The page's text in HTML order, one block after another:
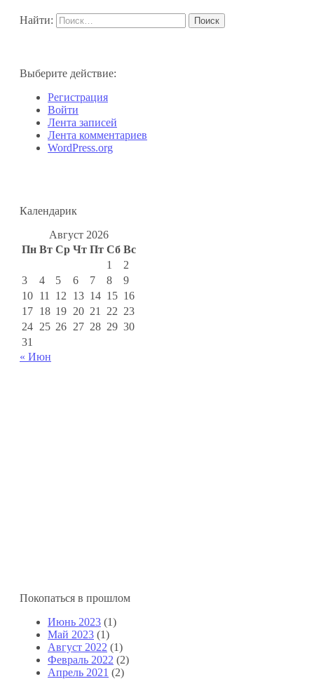
Найти:
Выберите действие:
Регистрация
Войти
Лента записей
Лента комментариев
WordPress.org
Календарик
Август 2026
Пн Вт Ср Чт Пт Сб Вс
1
2
3
4 5 6 7 8
9
10 11 12 13 14 15 16
17 18 19 20 21 22 23
24 25 26 27 28 29 30
31
« Июн
Покопаться в прошлом
Июнь 2023 (1)
Май 2023 (1)
Август 2022 (1)
Февраль 2022 (2)
Апрель 2021 (2)